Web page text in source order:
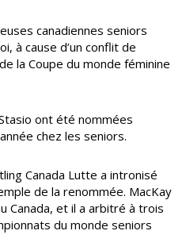
canadiennes seniors
à cause d’un conflit de
la Coupe du monde féminine
ont été nommées
chez les seniors.
Canada Lutte a intronisé
de la renommée. MacKay
Canada, et il a arbitré à trois
du monde seniors